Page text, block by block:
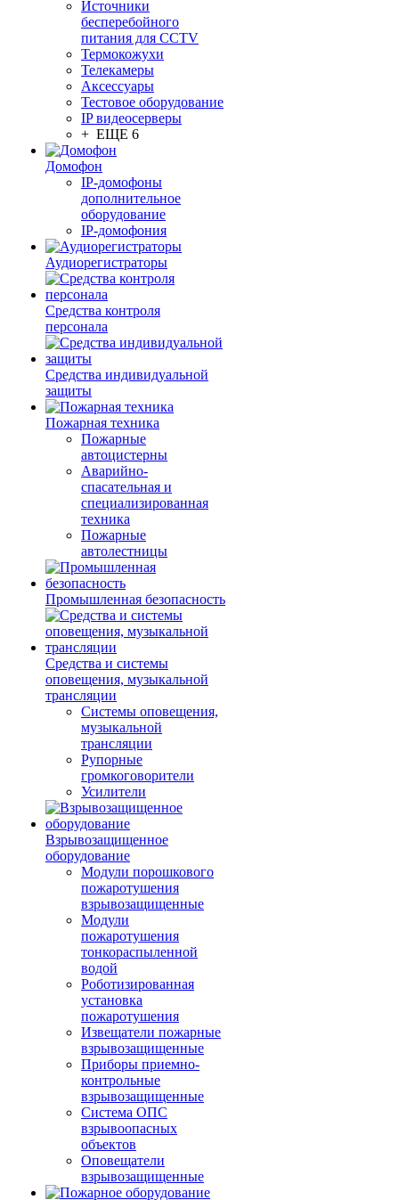
Источники
бесперебойного
питания для CCTV
Термокожухи
Телекамеры
Аксессуары
Тестовое оборудование
IP видеосерверы
+ ЕЩЕ 6
Домофон
IP-домофоны
дополнительное
оборудование
IP-домофония
Аудиорегистраторы
Средства контроля
персонала
Средства индивидуальной
защиты
Пожарная техника
Пожарные
автоцистерны
Аварийно-
спасательная и
специализированная
техника
Пожарные
автолестницы
Промышленная безопасность
Средства и системы
оповещения, музыкальной
трансляции
Системы оповещения,
музыкальной
трансляции
Рупорные
громкоговорители
Усилители
Взрывозащищенное
оборудование
Модули порошкового
пожаротушения
взрывозащищенные
Модули
пожаротушения
тонкораспыленной
водой
Роботизированная
установка
пожаротушения
Извещатели пожарные
взрывозащищенные
Приборы приемно-
контрольные
взрывозащищенные
Система ОПС
взрывоопасных
объектов
Оповещатели
взрывозащищенные